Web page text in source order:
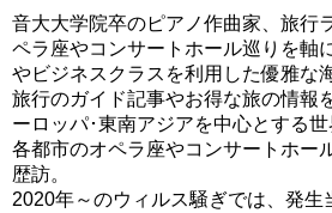
音大大学院卒のピアノ作曲家、旅行
ペラ座やコンサートホール巡りを軸
やビジネスクラスを利用した優雅な
旅行のガイド記事やお得な旅の情報
ーロッパ･東南アジアを中心とする世
各都市のオペラ座やコンサートホー
歴訪。
2020年～のウィルス騒ぎでは、発生